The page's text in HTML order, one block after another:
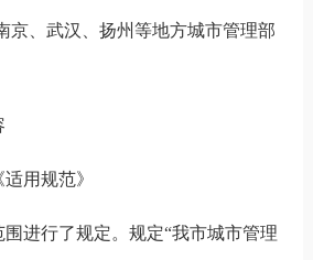
京、武汉、扬州等地方城市管理部
用规范》
进行了规定。规定“我市城市管理